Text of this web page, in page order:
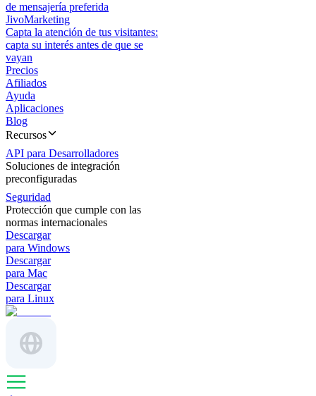
de mensajería preferida
JivoMarketing
Capta la atención de tus visitantes:
capta su interés antes de que se
vayan
Precios
Afiliados
Ayuda
Aplicaciones
Blog
Recursos
API para Desarrolladores
Soluciones de integración
preconfiguradas
Seguridad
Protección que cumple con las
normas internacionales
Descargar
para Windows
Descargar
para Mac
Descargar
para Linux